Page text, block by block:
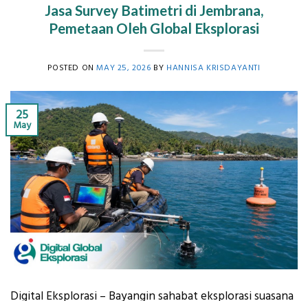
Jasa Survey Batimetri di Jembrana,
Pemetaan Oleh Global Eksplorasi
POSTED ONMAY 25, 2026 BY HANNISA KRISDAYANTI
25
May
Digital Eksplorasi – Bayangin sahabat eksplorasi suasana